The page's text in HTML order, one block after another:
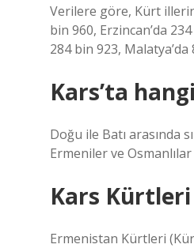
Verilere göre, Kürt
bin 960, Erzincan’da
284 bin 923,
Kars’ta
Doğu ile Batı arasında
Ermeniler ve
Kars
Ermenistan Kürtleri